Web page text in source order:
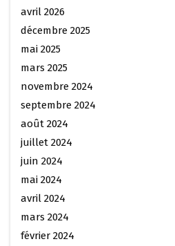
avril 2026
décembre 2025
mai 2025
mars 2025
novembre 2024
septembre 2024
août 2024
juillet 2024
juin 2024
mai 2024
avril 2024
mars 2024
février 2024